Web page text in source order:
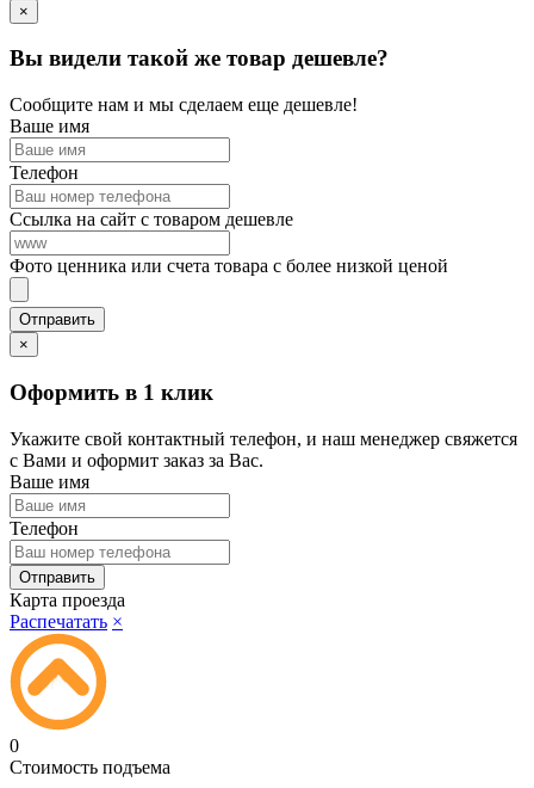
×
Вы видели такой же товар дешевле?
Сообщите нам и мы сделаем еще дешевле!
Ваше имя
Телефон
Ссылка на сайт с товаром дешевле
Фото ценника или счета товара с более низкой ценой
×
Оформить в 1 клик
Укажите свой контактный телефон, и наш менеджер свяжется
с Вами и оформит заказ за Вас.
Ваше имя
Телефон
Карта проезда
Распечатать ×
0
Стоимость подъема